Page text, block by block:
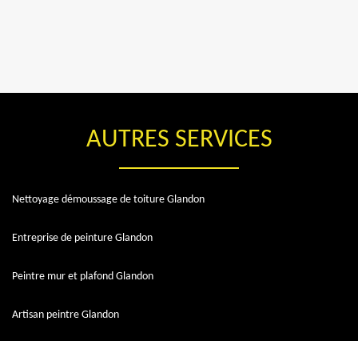
AUTRES SERVICES
Nettoyage démoussage de toiture Glandon
Entreprise de peinture Glandon
Peintre mur et plafond Glandon
Artisan peintre Glandon